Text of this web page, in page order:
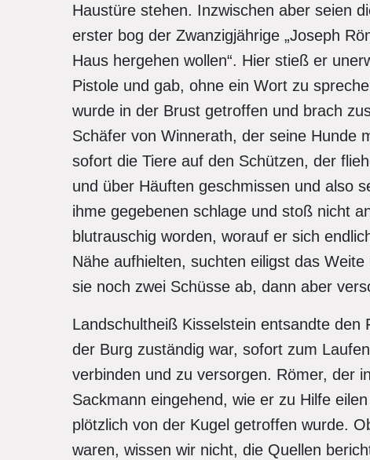
Haustüre stehen. Inzwischen aber seien
erster bog der Zwanzigjährige „Joseph
Haus hergehen wollen“. Hier stieß er
Pistole und gab, ohne ein Wort zu
wurde in der Brust getroffen und brach
Schäfer von Winnerath, der seine Hunde
sofort die Tiere auf den Schützen, der
und über Häuften geschmissen und also
ihme gegebenen schlage und stoß nicht
blutrauschig worden, worauf er sich
Nähe aufhielten, suchten eiligst das
sie noch zwei Schüsse ab, dann aber
Landschultheiß Kisselstein entsandte
der Burg zuständig war, sofort zum
verbinden und zu versorgen. Römer, der
Sackmann eingehend, wie er zu Hilfe
plötzlich von der Kugel getroffen wurde.
waren, wissen wir nicht, die Quellen